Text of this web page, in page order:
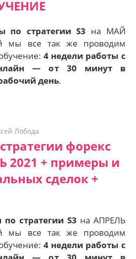
по стратегии S3 на МАЙ
мы все так же проводим
4 недели работы с
— от 30 минут в
день.
Лобода
форекс
2021 + примеры и
сделок +
стратегии S3 на АПРЕЛЬ
мы все так же проводим
4 недели работы с